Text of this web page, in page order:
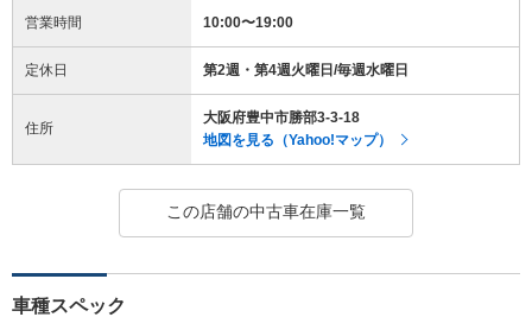
営業時間 10:00〜19:00
定休日 第2週・第4週火曜日/毎週水曜日
住所
大阪府豊中市勝部3-3-18
地図を見る（Yahoo!マップ）
この店舗の中古車在庫一覧
車種スペック